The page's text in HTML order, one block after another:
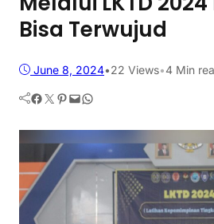
Bisa Terwujud
June 8, 2024•22 Views•4 Min
Facebook Twitter Pinterest Mail WhatsApp